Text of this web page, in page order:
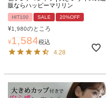
販ならハッピーマリリン
HIT100 SALE 20%OFF
¥1,980のところ
¥1,584税込
4.28